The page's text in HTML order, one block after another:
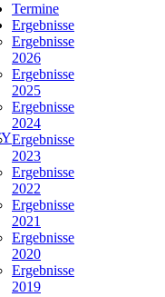
Termine
Ergebnisse
Ergebnisse
2026
Ergebnisse
2025
Ergebnisse
2024
Ergebnisse
2023
Ergebnisse
2022
Ergebnisse
2021
Ergebnisse
2020
Ergebnisse
2019